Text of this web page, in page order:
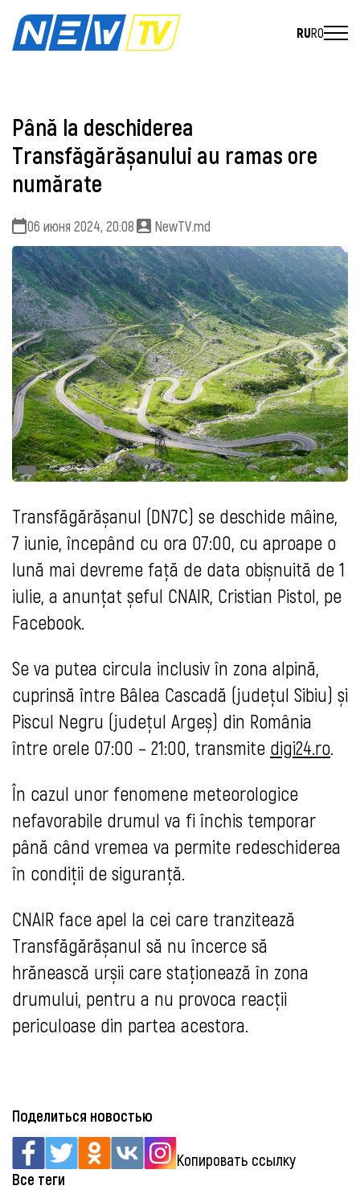
RURO
Până la deschiderea
Transfăgărășanului au ramas ore
numărate
06 июня 2024, 20:08 NewTV.md
Transfăgărășanul (DN7C) se deschide mâine,
7 iunie, începând cu ora 07:00, cu aproape o
lună mai devreme față de data obișnuită de 1
iulie, a anunțat șeful CNAIR, Cristian Pistol, pe
Facebook.
Se va putea circula inclusiv în zona alpină,
cuprinsă între Bâlea Cascadă (județul Sibiu) și
Piscul Negru (județul Argeș) din România
între orele 07:00 – 21:00, transmite digi24.ro.
În cazul unor fenomene meteorologice
nefavorabile drumul va fi închis temporar
până când vremea va permite redeschiderea
în condiții de siguranță.
CNAIR face apel la cei care tranzitează
Transfăgărășanul să nu încerce să
hrănească urșii care staționează în zona
drumului, pentru a nu provoca reacții
periculoase din partea acestora.
Поделиться новостью
Копировать ссылку
Все теги